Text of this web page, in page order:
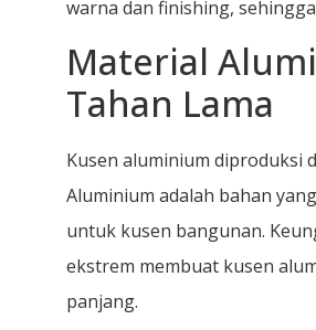
warna dan finishing,
Material
Tahan Lama
Kusen aluminium diproduksi
Aluminium adalah bahan
untuk kusen bangunan.
ekstrem membuat kusen
panjang.